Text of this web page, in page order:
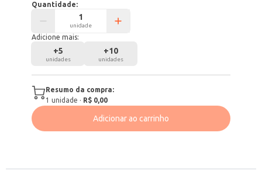
Quantidade:
unidade
Adicione mais:
+5
unidades
+10
unidades
Resumo da compra:
1 unidade · R$ 0,00
Adicionar ao carrinho